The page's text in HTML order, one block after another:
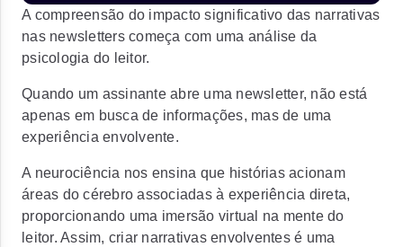
A compreensão do impacto significativo das narrativas
nas newsletters começa com uma análise da
psicologia do leitor.
Quando um assinante abre uma newsletter, não está
apenas em busca de informações, mas de uma
experiência envolvente.
A neurociência nos ensina que histórias acionam
áreas do cérebro associadas à experiência direta,
proporcionando uma imersão virtual na mente do
leitor. Assim, criar narrativas envolventes é uma